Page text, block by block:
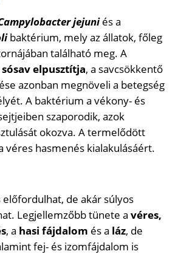
jejuniés a
baktérium, mely az állatok, főleg
található meg. A
elpusztítja, a savcsökkentő
azonban megnöveli a betegség
A baktérium a vékony- és
szaporodik, azok
okozva. A termelődött
véres hasmenés kialakulásáért.
de akár súlyos
Legjellemzőbb tünete a véres,
, a hasi fájdalom és a láz, de
fej- és izomfájdalom is